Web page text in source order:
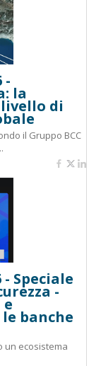
-
la
di
il Gruppo BCC
Speciale
-
banche
un ecosistema